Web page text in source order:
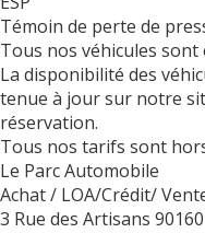
Témoin de perte de
Tous nos véhicules sont
La disponibilité des
tenue à jour sur notre
réservation.
Tous nos tarifs sont
Le Parc Automobile
Achat / LOA/Crédit/
3 Rue des Artisans